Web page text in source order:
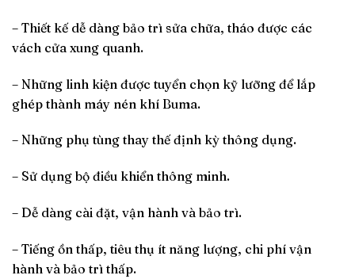
– Thiết kế dễ dàng bảo trì sửa chữa, tháo được các
vách cửa xung quanh.
– Những linh kiện được tuyển chọn kỹ lưỡng để lắp
ghép thành máy nén khí Buma.
– Những phụ tùng thay thế định kỳ thông dụng.
– Sử dụng bộ điều khiển thông minh.
– Dễ dàng cài đặt, vận hành và bảo trì.
– Tiếng ồn thấp, tiêu thụ ít năng lượng, chi phí vận
hành và bảo trì thấp.